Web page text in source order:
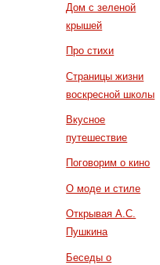
Дом с зеленой
крышей
Про стихи
Страницы жизни
воскресной школы
Вкусное
путешествие
Поговорим о кино
О моде и стиле
Открывая А.С.
Пушкина
Беседы о